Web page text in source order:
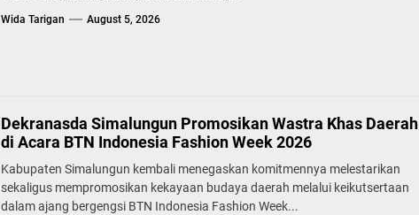
Wida Tarigan August 5, 2026
Dekranasda Simalungun Promosikan Wastra Khas Daerah
di Acara BTN Indonesia Fashion Week 2026
Kabupaten Simalungun kembali menegaskan komitmennya melestarikan
sekaligus mempromosikan kekayaan budaya daerah melalui keikutsertaan
dalam ajang bergengsi BTN Indonesia Fashion Week...